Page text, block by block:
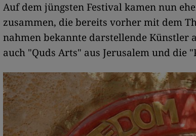
Auf dem jüngsten Festival kamen nun
zusammen, die bereits vorher mit dem
nahmen bekannte darstellende Künstler
auch "Quds Arts" aus Jerusalem und die